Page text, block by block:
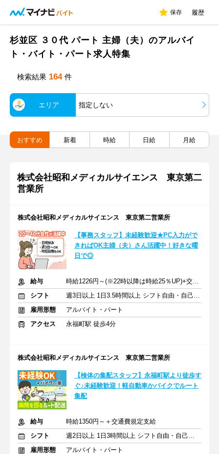
保存 履歴
杉並区 ３０代 パート 主婦（夫）のアルバイ
ト・バイト・パート求人特集
検索結果 164 件
エリア 指定しない
おすすめ 新着 時給 日給 月給
株式会社昭和メディカルサイエンス 東京第二
営業所
株式会社昭和メディカルサイエンス 東京第二営業所
【事務スタッフ】未経験歓迎★PC入力がで
きればOK主婦（夫）さん活躍中！好きな曜
日で◎
給与
時給1226円～(※22時以降は時給25％UP)+交通費支給
シフト
週3日以上 1日3.5時間以上 シフト自由・自己申告
雇用形態
アルバイト・パート
アクセス
永福町駅 徒歩4分
株式会社昭和メディカルサイエンス 東京第二営業所
【検体の集配スタッフ】永福町駅より徒歩す
ぐ♪未経験歓迎！軽自動車かバイクでルート
集配
給与
時給1350円～＋交通費規定支給
シフト
週2日以上 1日3時間以上 シフト自由・自己申告
雇用形態
アルバイト・パート